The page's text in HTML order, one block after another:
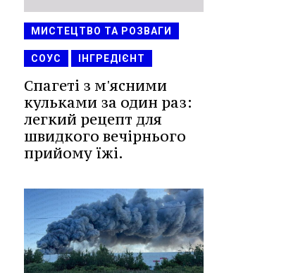
МИСТЕЦТВО ТА РОЗВАГИ
СОУС ІНГРЕДІЄНТ
Спагеті з м'ясними
кульками за один раз:
легкий рецепт для
швидкого вечірнього
прийому їжі.